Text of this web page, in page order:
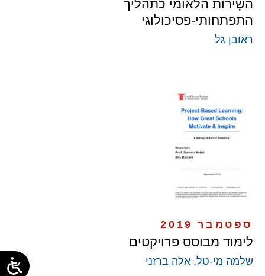
השֵירות הלאומי כתהליך
התפתחותי-פסיכולוגי
ראובן גל
ספטמבר 2019
לימוד מבוסס פרויקטים
שלמה מי-טל, אלה ברזני